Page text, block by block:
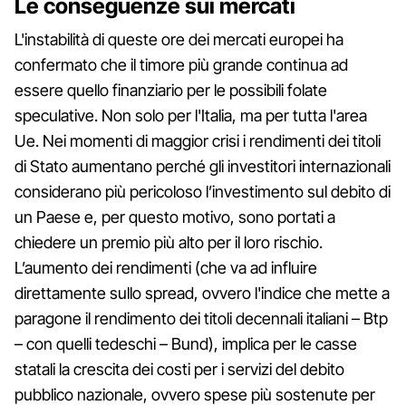
Le conseguenze sui mercati
L'instabilità di queste ore dei mercati europei ha
confermato che il timore più grande continua ad
essere quello finanziario per le possibili folate
speculative. Non solo per l'Italia, ma per tutta l'area
Ue. Nei momenti di maggior crisi i rendimenti dei titoli
di Stato aumentano perché gli investitori internazionali
considerano più pericoloso l’investimento sul debito di
un Paese e, per questo motivo, sono portati a
chiedere un premio più alto per il loro rischio.
L’aumento dei rendimenti (che va ad influire
direttamente sullo spread, ovvero l'indice che mette a
paragone il rendimento dei titoli decennali italiani – Btp
– con quelli tedeschi – Bund), implica per le casse
statali la crescita dei costi per i servizi del debito
pubblico nazionale, ovvero spese più sostenute per